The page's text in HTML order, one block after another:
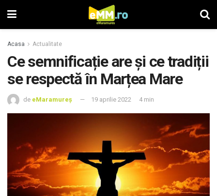
Acasa Actualitate
Ce semnificație are și ce tradiții
se respectă în Marțea Mare
de eMaramureș 19 aprilie 2022 4 min